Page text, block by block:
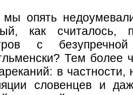
мы опять
как считалось,
с
Тем более
в
словенцев и